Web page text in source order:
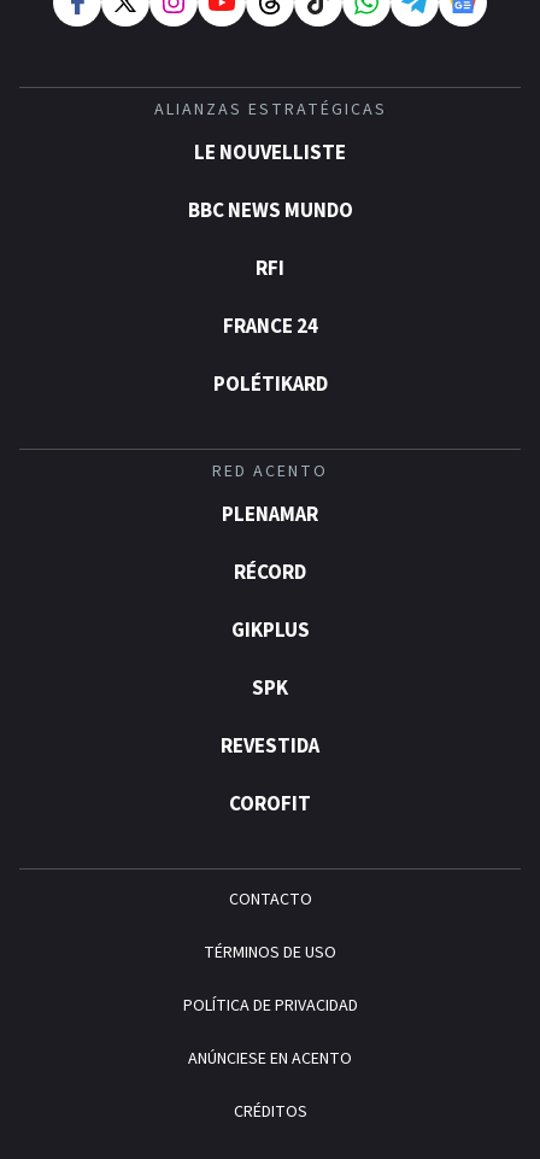
ALIANZAS ESTRATÉGICAS
LE NOUVELLISTE
BBC NEWS MUNDO
RFI
FRANCE 24
POLÉTIKARD
RED ACENTO
PLENAMAR
RÉCORD
GIKPLUS
SPK
REVESTIDA
COROFIT
CONTACTO
TÉRMINOS DE USO
POLÍTICA DE PRIVACIDAD
ANÚNCIESE EN ACENTO
CRÉDITOS